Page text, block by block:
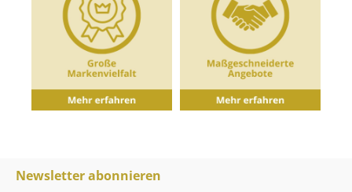
Newsletter abonnieren